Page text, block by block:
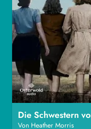
Die Schwestern
Von Heather Morris